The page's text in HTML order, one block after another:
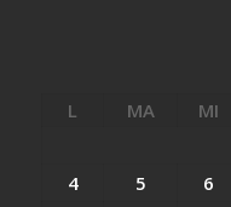
L MA MI
4
5 6